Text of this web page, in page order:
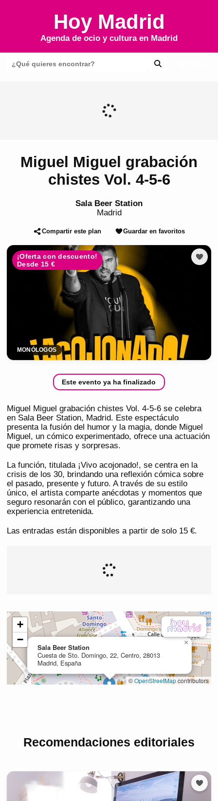
Hoy Madrid
Agenda de ocio y cultura en Madrid
Miguel Miguel grabación
chistes Vol. 4-5-6
Sala Beer Station
Madrid
Compartir este plan Guardar en favoritos
¡Oferta con descuento!
Desde 15 €
MONÓLOGOS
Este evento ya ha finalizado
Miguel Miguel grabación chistes Vol. 4-5-6 se celebra
en Sala Beer Station, Madrid. Este espectáculo
presenta la fusión del humor y la magia, donde Miguel
Miguel, un cómico experimentado, ofrece una actuación
que promete risas y sorpresas.
La función, titulada ¡Vivo acojonado!, se centra en la
crisis de los 30, brindando una reflexión cómica sobre
el pasado, presente y futuro. A través de su estilo
único, el artista comparte anécdotas y momentos que
seguro resonarán con el público, garantizando una
experiencia entretenida.
Las entradas están disponibles a partir de solo 15 €.
Recomendaciones editoriales